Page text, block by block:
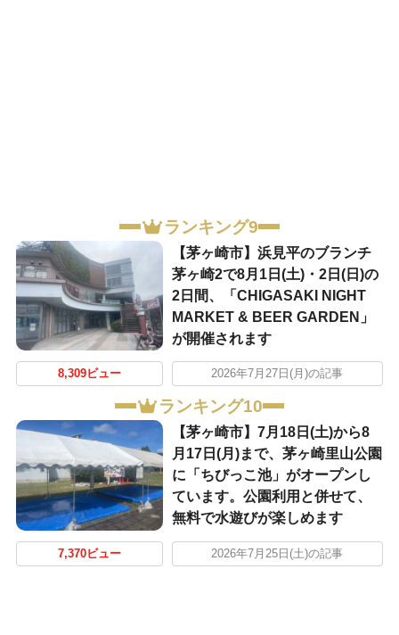
ランキング9
【茅ヶ崎市】浜見平のブランチ
茅ヶ崎2で8月1日(土)・2日(日)の
2日間、「CHIGASAKI NIGHT
MARKET & BEER GARDEN」
が開催されます
8,309ビュー 2026年7月27日(月)の記事
ランキング10
【茅ヶ崎市】7月18日(土)から8
月17日(月)まで、茅ヶ崎里山公園
に「ちびっこ池」がオープンし
ています。公園利用と併せて、
無料で水遊びが楽しめます
7,370ビュー 2026年7月25日(土)の記事